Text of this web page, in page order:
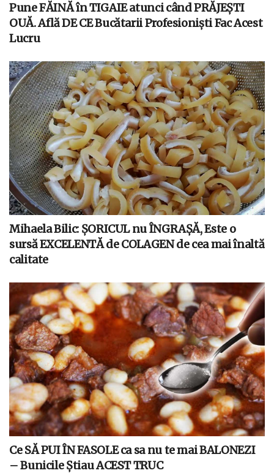
Pune FĂINĂ în TIGAIE atunci când PRĂJEȘTI
OUĂ. Află DE CE Bucătarii Profesioniști Fac Acest
Lucru
Mihaela Bilic: ȘORICUL nu ÎNGRAȘĂ, Este o
sursă EXCELENTĂ de COLAGEN de cea mai înaltă
calitate
Ce SĂ PUI ÎN FASOLE ca sa nu te mai BALONEZI
– Bunicile Știau ACEST TRUC